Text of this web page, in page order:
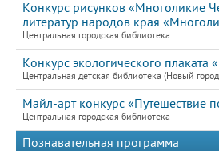
Конкурс рисунков «Многоликие
литератур народов края
Центральная городская библиотека
Конкурс экологического
Центральная детская библиотека (Новый
Майл-арт конкурс «Путешествие
Центральная городская библиотека
Познавательная программа